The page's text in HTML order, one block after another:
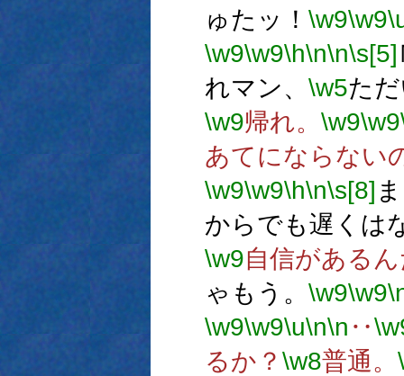
ゅたッ！ \w9\w9
\w9\w9\h\n\n\s[5]
れマン、 \w5た
\w9帰れ。 \w9\w9
あてにならない
\w9\w9\h\n\s[8]
からでも遅くは
\w9自信がある
ゃもう。 \w9\w9
\w9\w9\u\n\n ‥
るか？ \w8普通。